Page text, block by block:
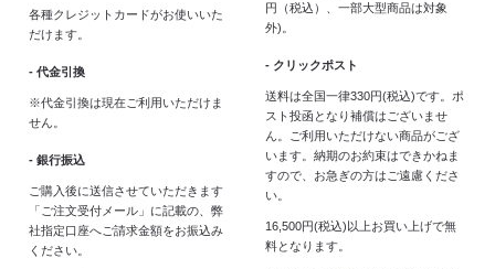
各種クレジットカードがお使いいた
だけます。
- 代金引換
※代金引換は現在ご利用いただけま
せん。
- 銀行振込
ご購入後に送信させていただきます
「ご注文受付メール」に記載の、弊
社指定口座へご請求金額をお振込み
ください。
円（税込）、一部大型商品は対象
外)。
- クリックポスト
送料は全国一律330円(税込)です。ポ
スト投函となり補償はございませ
ん。ご利用いただけない商品がござ
います。納期のお約束はできかねま
すので、お急ぎの方はご遠慮くださ
い。
16,500円(税込)以上お買い上げで無
料となります。